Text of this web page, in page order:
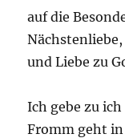
auf die
und Liebe zu
Ich gebe zu
Fromm geht